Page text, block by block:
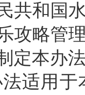
共和国
攻略管
定本办
适用于